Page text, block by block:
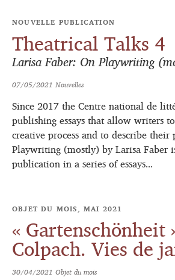
NOUVELLE PUBLICATION
Theatrical Talks 4
Larisa Faber: On Playwriting
07/05/2021 Nouvelles
Since 2017 the Centre national de
publishing essays that allow writers
creative process and to describe their
Playwriting (mostly) by Larisa Faber
publication in a series of essays...
OBJET DU MOIS, MAI 2021
« Gartenschönheit
Colpach. Vies de
30/04/2021 Objet du mois